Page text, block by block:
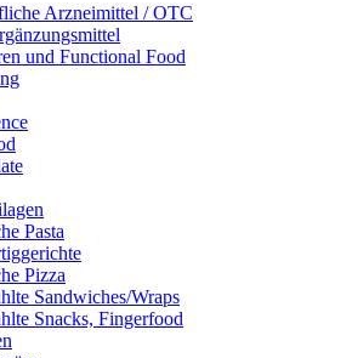
Arzneimittel / OTC
und Functional Food
Pasta
Pizza
Sandwiches/Wraps
Snacks, Fingerfood